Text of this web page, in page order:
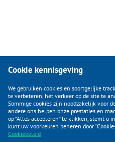
KLANTENSERVICE
Cookie kennisgeving
We gebruiken cookies en soortgelijke
te verbeteren, het verkeer op de site te
Sommige cookies zijn noodzakelijk voor
andere ons helpen onze prestaties en
op “Alles accepteren” te klikken, stemt u
kunt uw voorkeuren beheren door
Cookiebeleid